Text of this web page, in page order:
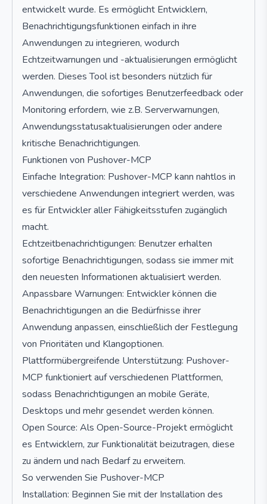
entwickelt wurde. Es ermöglicht Entwicklern,
Benachrichtigungsfunktionen einfach in ihre
Anwendungen zu integrieren, wodurch
Echtzeitwarnungen und -aktualisierungen ermöglicht
werden. Dieses Tool ist besonders nützlich für
Anwendungen, die sofortiges Benutzerfeedback oder
Monitoring erfordern, wie z.B. Serverwarnungen,
Anwendungsstatusaktualisierungen oder andere
kritische Benachrichtigungen.
Funktionen von Pushover-MCP
Einfache Integration: Pushover-MCP kann nahtlos in
verschiedene Anwendungen integriert werden, was
es für Entwickler aller Fähigkeitsstufen zugänglich
macht.
Echtzeitbenachrichtigungen: Benutzer erhalten
sofortige Benachrichtigungen, sodass sie immer mit
den neuesten Informationen aktualisiert werden.
Anpassbare Warnungen: Entwickler können die
Benachrichtigungen an die Bedürfnisse ihrer
Anwendung anpassen, einschließlich der Festlegung
von Prioritäten und Klangoptionen.
Plattformübergreifende Unterstützung: Pushover-
MCP funktioniert auf verschiedenen Plattformen,
sodass Benachrichtigungen an mobile Geräte,
Desktops und mehr gesendet werden können.
Open Source: Als Open-Source-Projekt ermöglicht
es Entwicklern, zur Funktionalität beizutragen, diese
zu ändern und nach Bedarf zu erweitern.
So verwenden Sie Pushover-MCP
Installation: Beginnen Sie mit der Installation des